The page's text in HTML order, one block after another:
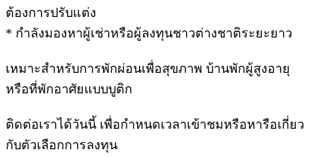
ต้องการปรับแต่ง
* กำลังมองหาผู้เช่าหรือผู้ลงทุนชาวต่างชาติระยะยาว
เหมาะสำหรับการพักผ่อนเพื่อสุขภาพ บ้านพักผู้สูงอายุ
หรือที่พักอาศัยแบบบูติก
ติดต่อเราได้วันนี้ เพื่อกำหนดเวลาเข้าชมหรือหารือเกี่ยว
กับตัวเลือกการลงทุน